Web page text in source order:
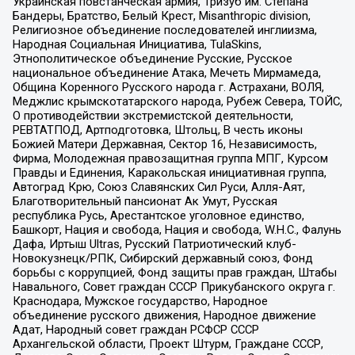
Бандеры, Братство, Белый Крест, Misanthropic division,
Религиозное объединение последователей инглиизма,
Народная Социальная Инициатива, TulaSkins,
Этнополитическое объединение Русские, Русское
национальное объединение Атака, Мечеть Мирмамеда,
Община Коренного Русского народа г. Астрахани, ВОЛЯ,
Меджлис крымскотатарского народа, Рубеж Севера, ТОЙС,
О противодействии экстремистской деятельности,
РЕВТАТПОД, Артподготовка, Штольц, В честь иконы
Божией Матери Державная, Сектор 16, Независимость,
Фирма, Молодежная правозащитная группа МПГ, Курсом
Правды и Единения, Каракольская инициативная группа,
Автоград Крю, Союз Славянских Сил Руси, Алля-Аят,
Благотворительный пансионат Ак Умут, Русская
республика Русь, Арестантское уголовное единство,
Башкорт, Нация и свобода, Нация и свобода, W.H.С., Фалунь
Дафа, Иртыш Ultras, Русский Патриотический клуб-
Новокузнецк/РПК, Сибирский державный союз, Фонд
борьбы с коррупцией, Фонд защиты прав граждан, Штабы
Навального, Совет граждан СССР Прикубанского округа г.
Краснодара, Мужское государство, Народное
объединение русского движения, Народное движение
Адат, Народный совет граждан РСФСР СССР
Архангельской области, Проект Штурм, Граждане СССР,